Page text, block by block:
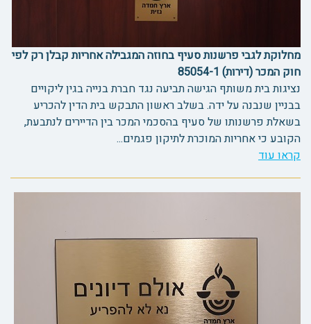
מחלוקת לגבי פרשנות סעיף בחוזה המגבילה אחריות קבלן רק לפי
חוק המכר (דירות) 85054-1
נציגות בית משותף הגישה תביעה נגד חברת בנייה בגין ליקויים
בבניין שנבנה על ידה. בשלב ראשון התבקש בית הדין להכריע
בשאלת פרשנותו של סעיף בהסכמי המכר בין הדיירים לנתבעת,
הקובע כי אחריות המוכרת לתיקון פגמים...
קראו עוד